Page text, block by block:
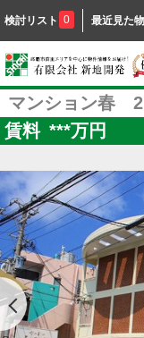
検討リスト 0 最近見た
マンション春
賃料 ***万円